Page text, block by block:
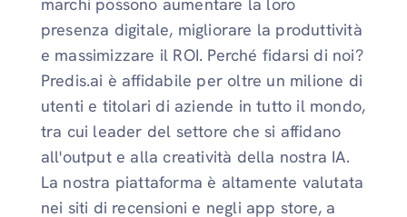
presenza digitale, migliorare la produttività
e massimizzare il ROI. Perché fidarsi di noi?
Predis.ai è affidabile per oltre un milione di
utenti e titolari di aziende in tutto il mondo,
tra cui leader del settore che si affidano
all'output e alla creatività della nostra IA.
La nostra piattaforma è altamente valutata
nei siti di recensioni e negli app store, a